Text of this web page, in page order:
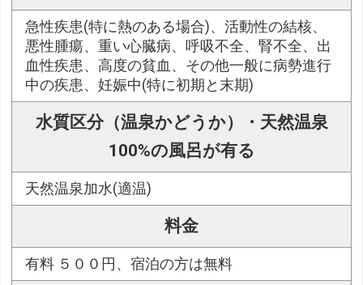
急性疾患(特に熱のある場合)、活動性の結核、
悪性腫瘍、重い心臓病、呼吸不全、腎不全、出
血性疾患、高度の貧血、その他一般に病勢進行
中の疾患、妊娠中(特に初期と末期)
水質区分（温泉かどうか）・天然温泉
100%の風呂が有る
天然温泉加水(適温)
料金
有料 ５００円、宿泊の方は無料